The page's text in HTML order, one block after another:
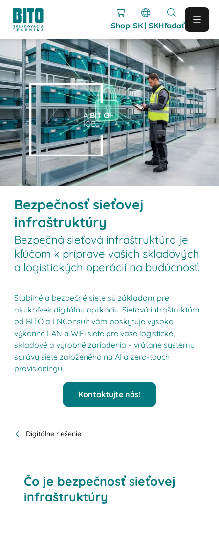
Shop SK | SKHľadať
ABIT OF
IOB.
Bezpečnosť sieťovej
infraštruktúry
Bezpečná sieťová infraštruktúra je
kľúčom k príprave vašich skladových
a logistických operácií na budúcnosť.
Stabilné a bezpečné siete sú základom pre
akúkoľvek digitálnu aplikáciu. Sieťová infraštruktúra
od BITO a LNConsult vám poskytuje vysoko
výkonné LAN a WiFi siete pre vaše logistické,
skladové a výrobné zariadenia – vrátane systému
správy siete založeného na AI a zero-touch
provisioningu.
Kontaktujte nás!
Digitálne riešenie
Čo je bezpečnosť sieťovej
infraštruktúry